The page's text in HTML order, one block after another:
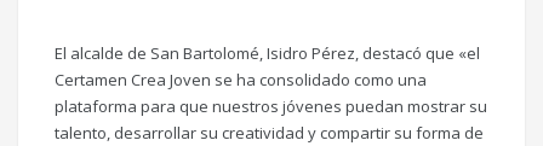
El alcalde de San Bartolomé, Isidro Pérez, destacó que «el
Certamen Crea Joven se ha consolidado como una
plataforma para que nuestros jóvenes puedan mostrar su
talento, desarrollar su creatividad y compartir su forma de